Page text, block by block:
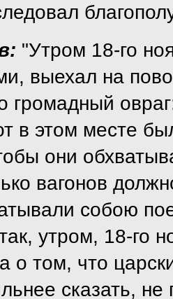
"Утром 18-го
выехал на
громадный
в этом месте
они
вагонов
собою
утром, 18-го
о том, что
сказать,